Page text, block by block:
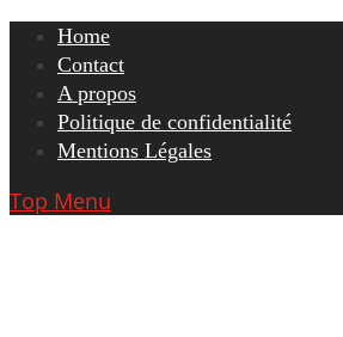
Skip
content
Home
Contact
A propos
Politique de confidentialité
Mentions Légales
Top Menu